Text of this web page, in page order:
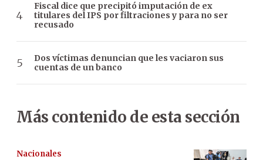
Fiscal dice que precipitó imputación de ex
titulares del IPS por filtraciones y para no ser
recusado
Dos víctimas denuncian que les vaciaron sus
cuentas de un banco
Más contenido de esta sección
Nacionales